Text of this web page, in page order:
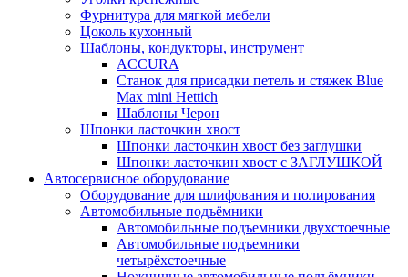
Фурнитура для мягкой мебели
Цоколь кухонный
Шаблоны, кондукторы, инструмент
ACCURA
Станок для присадки петель и стяжек Blue
Max mini Hettich
Шаблоны Черон
Шпонки ласточкин хвост
Шпонки ласточкин хвост без заглушки
Шпонки ласточкин хвост с ЗАГЛУШКОЙ
Автосервисное оборудование
Оборудование для шлифования и полирования
Автомобильные подъёмники
Автомобильные подъемники двухстоечные
Автомобильные подъемники
четырёхстоечные